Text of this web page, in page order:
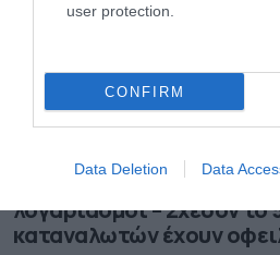
user protection.
CONFIRM
Data Deletion Data
Ρεύμα: Στο 1 δισ. ευρώ οι
λογαριασμοί – Σχεδόν το
καταναλωτών έχουν